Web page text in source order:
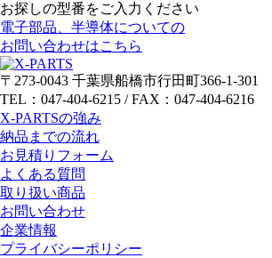
お探しの型番をご入力ください
電子部品、半導体についての
お問い合わせはこちら
〒273-0043 千葉県船橋市行田町366-1-301
TEL：047-404-6215 / FAX：047-404-6216
X-PARTSの強み
納品までの流れ
お見積りフォーム
よくある質問
取り扱い商品
お問い合わせ
企業情報
プライバシーポリシー